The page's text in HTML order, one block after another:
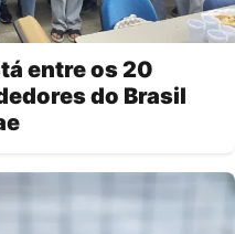
entre os 20
do Brasil